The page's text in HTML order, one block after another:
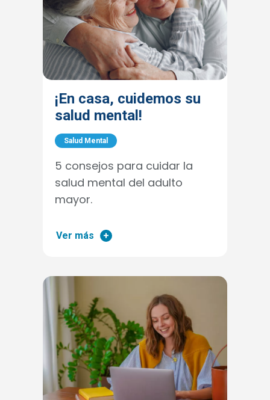
¡En casa, cuidemos su
salud mental!
Salud Mental
5 consejos para cuidar la
salud mental del adulto
mayor.
Ver más